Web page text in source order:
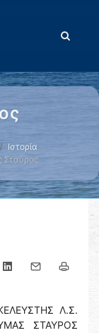
Ιστορία
Σταύρος
Λ.Σ.
ΣΤΑΥΡΟΣ